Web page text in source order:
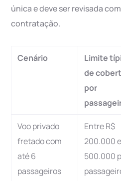
única e deve ser revisada
contratação.
Cenário
Limite
de
por
Voo privado
fretado com
até 6
passageiros
Entre R$
200.000
500.000